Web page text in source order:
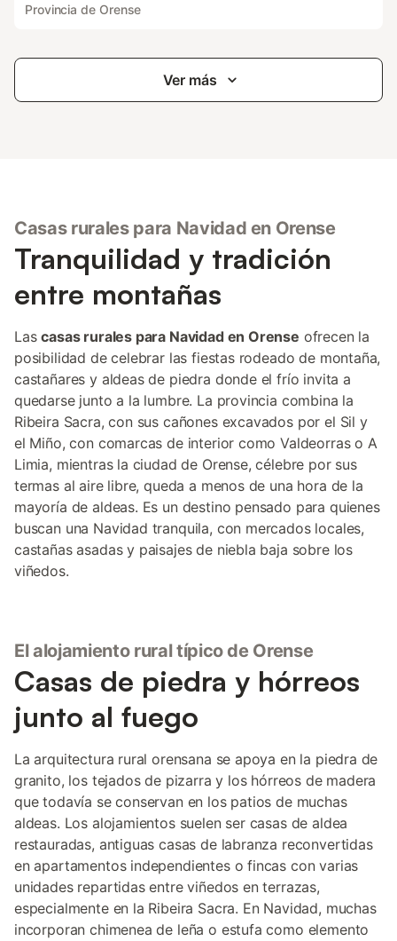
Provincia de Orense
Ver más
Casas rurales para Navidad en Orense
Tranquilidad y tradición
entre montañas
Lascasas rurales para Navidad en Orense ofrecen la
posibilidad de celebrar las fiestas rodeado de montaña,
castañares y aldeas de piedra donde el frío invita a
quedarse junto a la lumbre. La provincia combina la
Ribeira Sacra, con sus cañones excavados por el Sil y
el Miño, con comarcas de interior como Valdeorras o A
Limia, mientras la ciudad de Orense, célebre por sus
termas al aire libre, queda a menos de una hora de la
mayoría de aldeas. Es un destino pensado para quienes
buscan una Navidad tranquila, con mercados locales,
castañas asadas y paisajes de niebla baja sobre los
viñedos.
El alojamiento rural típico de Orense
Casas de piedra y hórreos
junto al fuego
La arquitectura rural orensana se apoya en la piedra de
granito, los tejados de pizarra y los hórreos de madera
que todavía se conservan en los patios de muchas
aldeas. Los alojamientos suelen ser casas de aldea
restauradas, antiguas casas de labranza reconvertidas
en apartamentos independientes o fincas con varias
unidades repartidas entre viñedos en terrazas,
especialmente en la Ribeira Sacra. En Navidad, muchas
incorporan chimenea de leña o estufa como elemento